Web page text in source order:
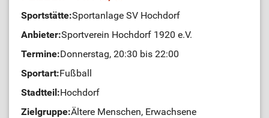
Sportstätte:Sportanlage SV Hochdorf
Anbieter:Sportverein Hochdorf 1920 e.V.
Termine:Donnerstag, 20:30 bis 22:00
Sportart:Fußball
Stadtteil:Hochdorf
Zielgruppe:Ältere Menschen, Erwachsene